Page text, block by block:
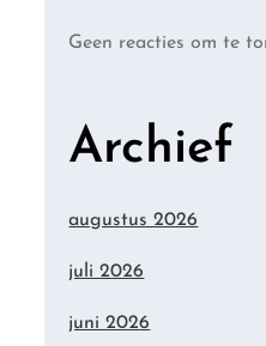
Geen reacties om te
Archief
augustus 2026
juli 2026
juni 2026